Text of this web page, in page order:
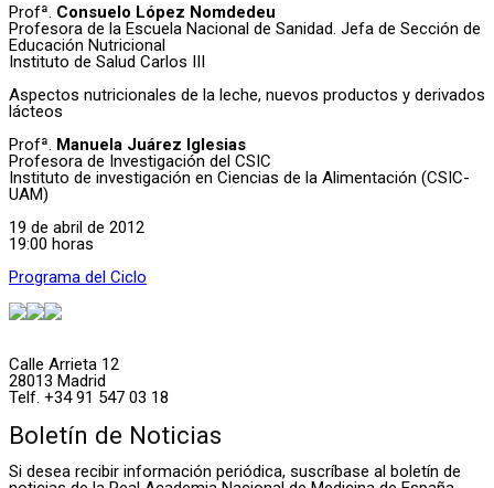
Profª. Consuelo López Nomdedeu
Profesora de la Escuela Nacional de Sanidad. Jefa de Sección de
Educación Nutricional
Instituto de Salud Carlos III
Aspectos nutricionales de la leche, nuevos productos y derivados
lácteos
Profª. Manuela Juárez Iglesias
Profesora de Investigación del CSIC
Instituto de investigación en Ciencias de la Alimentación (CSIC-
UAM)
19 de abril de 2012
19:00 horas
Programa del Ciclo
Calle Arrieta 12
28013 Madrid
Telf. +34 91 547 03 18
Boletín de Noticias
Si desea recibir información periódica, suscríbase al boletín de